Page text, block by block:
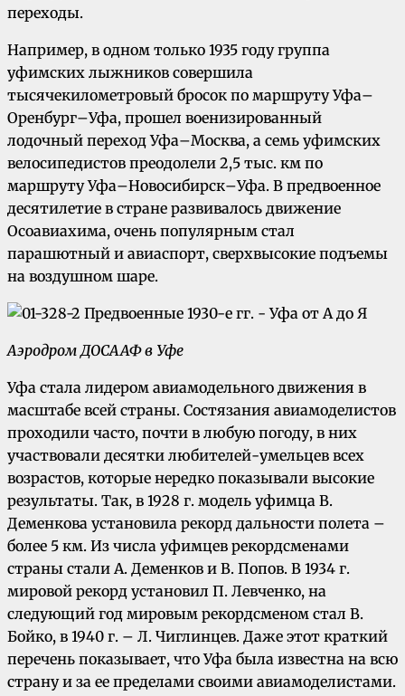
переходы.
Например, в одном только 1935 году группа
уфимских лыжников совершила
тысячекилометровый бросок по маршруту Уфа–
Оренбург–Уфа, прошел военизированный
лодочный переход Уфа–Москва, а семь уфимских
велосипедистов преодолели 2,5 тыс. км по
маршруту Уфа–Новосибирск–Уфа. В предвоенное
десятилетие в стране развивалось движение
Осоавиахима, очень популярным стал
парашютный и авиаспорт, сверхвысокие подъемы
на воздушном шаре.
Аэродром ДОСААФ в Уфе
Уфа стала лидером авиамодельного движения в
масштабе всей страны. Состязания авиамоделистов
проходили часто, почти в любую погоду, в них
участвовали десятки любителей-умельцев всех
возрастов, которые нередко показывали высокие
результаты. Так, в 1928 г. модель уфимца В.
Деменкова установила рекорд дальности полета –
более 5 км. Из числа уфимцев рекордсменами
страны стали А. Деменков и В. Попов. В 1934 г.
мировой рекорд установил П. Левченко, на
следующий год мировым рекордсменом стал В.
Бойко, в 1940 г. – Л. Чиглинцев. Даже этот краткий
перечень показывает, что Уфа была известна на всю
страну и за ее пределами своими авиамоделистами.